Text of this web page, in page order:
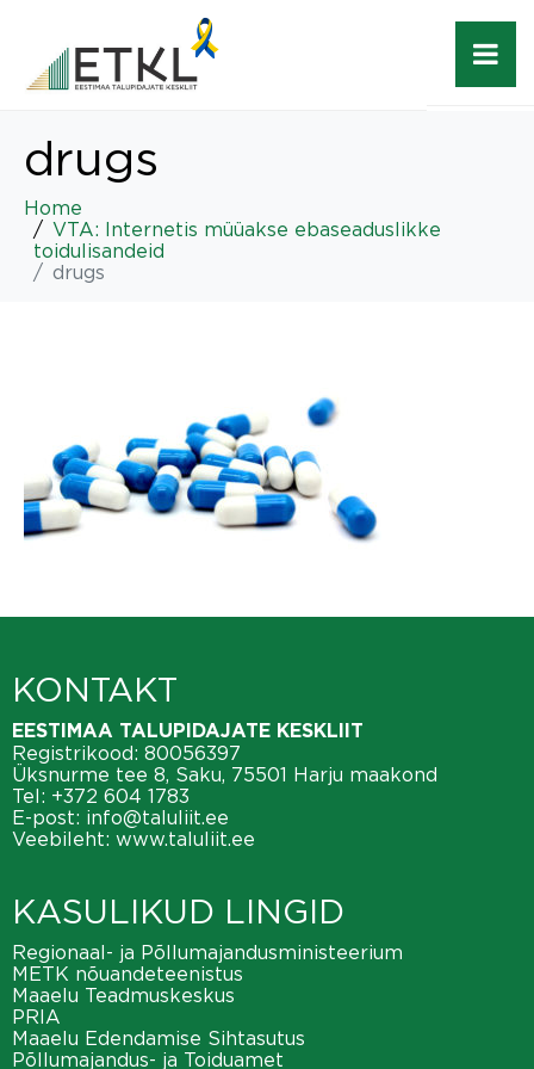
drugs
Home
VTA: Internetis müüakse ebaseaduslikke
toidulisandeid
drugs
KONTAKT
EESTIMAA TALUPIDAJATE KESKLIIT
Registrikood: 80056397
Üksnurme tee 8, Saku, 75501 Harju maakond
Tel: +372 604 1783
E-post: info@taluliit.ee
Veebileht: www.taluliit.ee
KASULIKUD LINGID
Regionaal- ja Põllumajandusministeerium
METK nõuandeteenistus
Maaelu Teadmuskeskus
PRIA
Maaelu Edendamise Sihtasutus
Põllumajandus- ja Toiduamet